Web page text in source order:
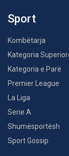
Sport
Kombëtarja
Kategoria
Kategoria e Parë
Premier League
La Liga
Serie A
Shumësportësh
Sport Gossip